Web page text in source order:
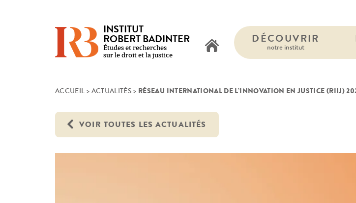
INSTITUT
ROBERT BADINTER
Études et recherches
sur le droit et la justice
DÉCOUVRIR
notre institut
ACCUEIL > ACTUALITÉS > RÉSEAU INTERNATIONAL DE L’INNOVATION EN JUSTICE (RIIJ)
VOIR TOUTES LES ACTUALITÉS